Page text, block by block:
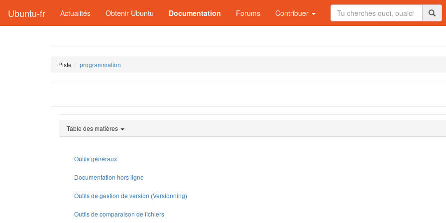
Ubuntu-fr Actualités Obtenir Ubuntu Documentation Forums Contribuer
Piste programmation
Table des matières
Outils généraux
Documentation hors ligne
Outils de gestion de version (Versionning)
Outils de comparaison de fichiers